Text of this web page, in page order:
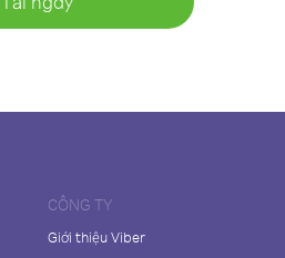
CÔNG TY
Giới thiệu Viber